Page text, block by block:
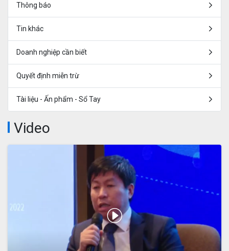
Thông báo
Tin khác
Doanh nghiệp cần biết
Quyết định miễn trừ
Tài liệu - Ấn phẩm - Sổ Tay
Video